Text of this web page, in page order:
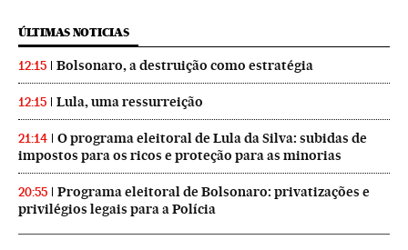
ÚLTIMAS NOTICIAS
12:15 Bolsonaro, a destruição como estratégia
12:15 Lula, uma ressurreição
21:14
O programa eleitoral de Lula da Silva: subidas de
impostos para os ricos e proteção para as minorias
20:55
Programa eleitoral de Bolsonaro: privatizações e
privilégios legais para a Polícia